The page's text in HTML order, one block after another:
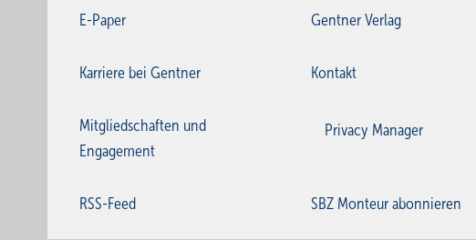
E-Paper Gentner Verlag
Karriere bei Gentner Kontakt
Mitgliedschaften und
Engagement
Privacy Manager
RSS-Feed SBZ Monteur abonnieren